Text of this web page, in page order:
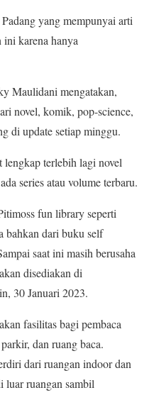
yang mempunyai arti
ini karena hanya
Maulidani mengatakan,
novel, komik, pop-science,
di update setiap minggu.
lengkap terlebih lagi novel
series atau volume terbaru.
fun library seperti
bahkan dari buku self
saat ini masih berusaha
disediakan di
30 Januari 2023.
fasilitas bagi pembaca
dan ruang baca.
dari ruangan indoor dan
luar ruangan sambil